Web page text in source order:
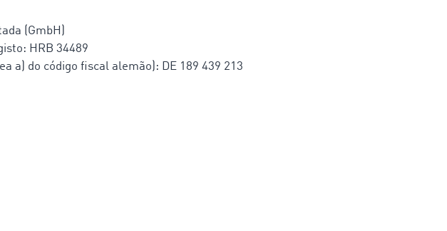
(GmbH)
HRB 34489
a) do código fiscal alemão): DE 189 439 213